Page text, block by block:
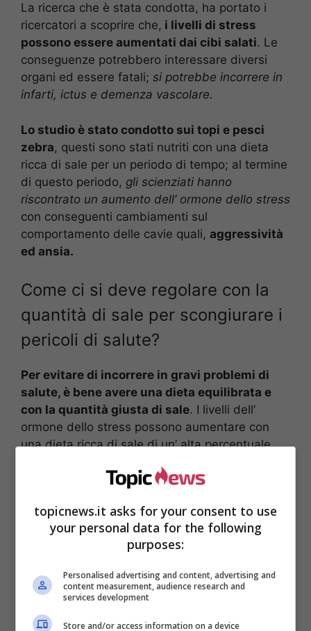
La ricerca che è stata condotta, ha portato i
ricercatori a scoprire che, i livelli di stress
possono essere aumentati dai cibi salati. Le
conseguenze potrebbero interessare diversi
organi ed essere fatali; si potrebbe incorrere in
infarti, ictus e demenza vascolare.
Lo studio è stato condotto sui topi e pesci
zebra, questi sono stati nutriti con una dieta
ricca di sale per un periodo di tempo; al termine
di questo periodo, gli scienziati hanno
riscontrato un aumento dell’ ormone dello stress
con conseguenti cambiamenti sul
comportamento delle cavie quali, aggressività
ed ansia.
Come ci si deve regolare con la
quantità di sale per scongiurare i
pericoli di salute?
Per evitare di incorrere in gravi problemi di
salute, è bene avere una dieta equilibrata e
con la quantità giusta di sale. I livelli dell’
ormone dello stress possono aumentare con
una dieta ricca di sale di un’ alta percentuale,
e la cosa grave riscontrata è che,
cervello.
topicnews.it asks for your consent to use
your personal data for the following
purposes:
Personalised advertising and content, advertising and
content measurement, audience research and
services development
Store and/or access information on a device